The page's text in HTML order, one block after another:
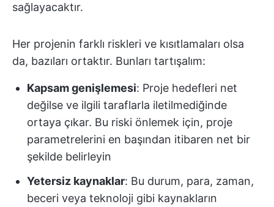
sağlayacaktır.
Her projenin farklı riskleri ve kısıtlamaları olsa
da, bazıları ortaktır. Bunları tartışalım:
Kapsam genişlemesi: Proje hedefleri net
değilse ve ilgili taraflarla iletilmediğinde
ortaya çıkar. Bu riski önlemek için, proje
parametrelerini en başından itibaren net bir
şekilde belirleyin
Yetersiz kaynaklar: Bu durum, para, zaman,
beceri veya teknoloji gibi kaynakların